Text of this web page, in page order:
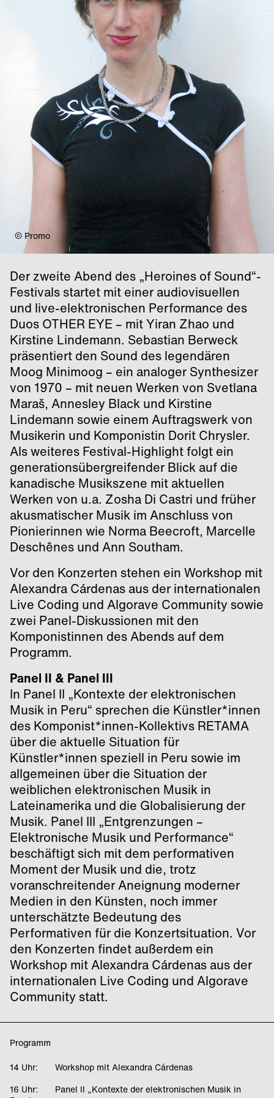
© Promo
Der zweite Abend des „Heroines of Sound“-
Festivals startet mit einer audiovisuellen
und live-elektronischen Performance des
Duos OTHER EYE – mit Yiran Zhao und
Kirstine Lindemann. Sebastian Berweck
präsentiert den Sound des legendären
Moog Minimoog – ein analoger Synthesizer
von 1970 – mit neuen Werken von Svetlana
Maraš, Annesley Black und Kirstine
Lindemann sowie einem Auftragswerk von
Musikerin und Komponistin Dorit Chrysler.
Als weiteres Festival-Highlight folgt ein
generationsübergreifender Blick auf die
kanadische Musikszene mit aktuellen
Werken von u.a. Zosha Di Castri und früher
akusmatischer Musik im Anschluss von
Pionierinnen wie Norma Beecroft, Marcelle
Deschênes und Ann Southam.
Vor den Konzerten stehen ein Workshop mit
Alexandra Cárdenas aus der internationalen
Live Coding und Algorave Community sowie
zwei Panel-Diskussionen mit den
Komponistinnen des Abends auf dem
Programm.
Panel II & Panel III
In Panel II „Kontexte der elektronischen
Musik in Peru“ sprechen die Künstler*innen
des Komponist*innen-Kollektivs RETAMA
über die aktuelle Situation für
Künstler*innen speziell in Peru sowie im
allgemeinen über die Situation der
weiblichen elektronischen Musik in
Lateinamerika und die Globalisierung der
Musik. Panel III „Entgrenzungen –
Elektronische Musik und Performance“
beschäftigt sich mit dem performativen
Moment der Musik und die, trotz
voranschreitender Aneignung moderner
Medien in den Künsten, noch immer
unterschätzte Bedeutung des
Performativen für die Konzertsituation. Vor
den Konzerten findet außerdem ein
Workshop mit Alexandra Cárdenas aus der
internationalen Live Coding und Algorave
Community statt.
Programm
14 Uhr: Workshop mit Alexandra Cárdenas
16 Uhr: Panel II „Kontexte der elektronischen Musik in